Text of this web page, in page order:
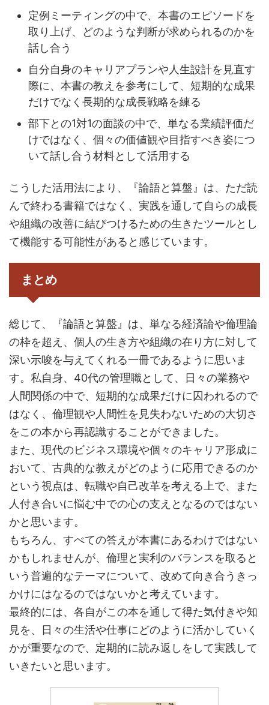
定例ミーティングの中で、本書のエピソードを
取り上げ、どのような判断が求められるのかを
話し合う
自分自身のキャリアプランや人生設計を見直す
際に、本書の教えを参考にして、短期的な成果
だけでなく長期的な成長戦略を練る
部下との1対1の面談の中で、単なる業績評価だ
けではなく、個々の価値観や目指すべき姿につ
いて話し合う材料として活用する
こうした活用法により、『論語と算盤』は、ただ読
んで終わる書籍ではなく、実践を通して自らの成長
や組織の改善に結びつけるための生きたツールとし
て機能する可能性があると感じています。
まとめ
総じて、『論語と算盤』は、単なる経済論や倫理論
の枠を超え、個人の生き方や組織の在り方に対して
深い示唆を与えてくれる一冊であるように思いま
す。私自身、40代の管理職として、日々の業務や
人間関係の中で、短期的な成果だけに囚われるので
はなく、倫理観や人間性を見失わないための大切さ
をこの本から再認識することができました。
また、現代のビジネス環境や個々のキャリア形成に
おいて、古典的な教えがどのように応用できるのか
という視点は、転職や自己改革を考える上で、また
人付き合いに悩む中での心の支えとなるのではない
かと思います。
もちろん、すべての答えが本書にあるわけではない
かもしれませんが、倫理と実利のバランスを取ると
いう普遍的なテーマについて、改めて向き合うきっ
かけにはなるのではないかと考えています。
最終的には、各自がこの本を通して得た気付きや知
見を、日々の生活や仕事にどのように活かしていく
かが重要なので、定期的に読み返しをして実践して
いきたいと思います。